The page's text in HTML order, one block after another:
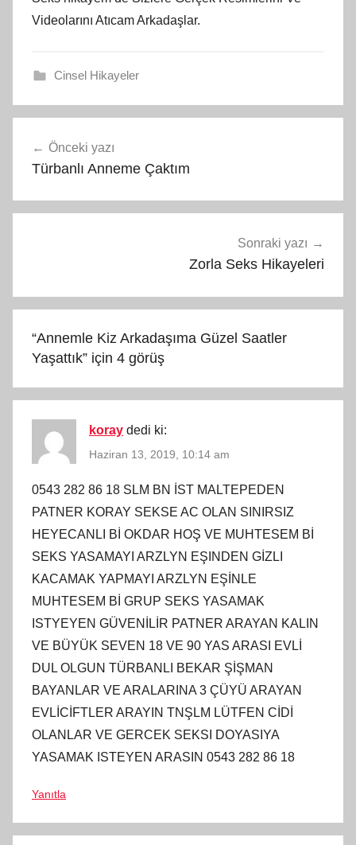
Videolarını Atıcam Arkadaşlar.
Cinsel Hikayeler
gezinmesi
Önceki yazı
Türbanlı Anneme Çaktım
Sonraki yazı
Zorla Seks Hikayeleri
“Annemle Kiz Arkadaşıma Güzel Saatler
Yaşattık” için 4 görüş
koray dedi ki:
Haziran 13, 2019, 10:14 am
0543 282 86 18 SLM BN İST MALTEPEDEN
PATNER KORAY SEKSE AC OLAN SINIRSIZ
HEYECANLI Bİ OKDAR HOŞ VE MUHTESEM Bİ
SEKS YASAMAYI ARZLYN EŞINDEN GİZLI
KACAMAK YAPMAYI ARZLYN EŞİNLE
MUHTESEM Bİ GRUP SEKS YASAMAK
ISTYEYEN GÜVENİLİR PATNER ARAYAN KALIN
VE BÜYÜK SEVEN 18 VE 90 YAS ARASI EVLİ
DUL OLGUN TÜRBANLI BEKAR ŞİŞMAN
BAYANLAR VE ARALARINA 3 ÇÜYÜ ARAYAN
EVLİCİFTLER ARAYIN TNŞLM LÜTFEN CİDİ
OLANLAR VE GERCEK SEKSI DOYASIYA
YASAMAK ISTEYEN ARASIN 0543 282 86 18
Yanıtla